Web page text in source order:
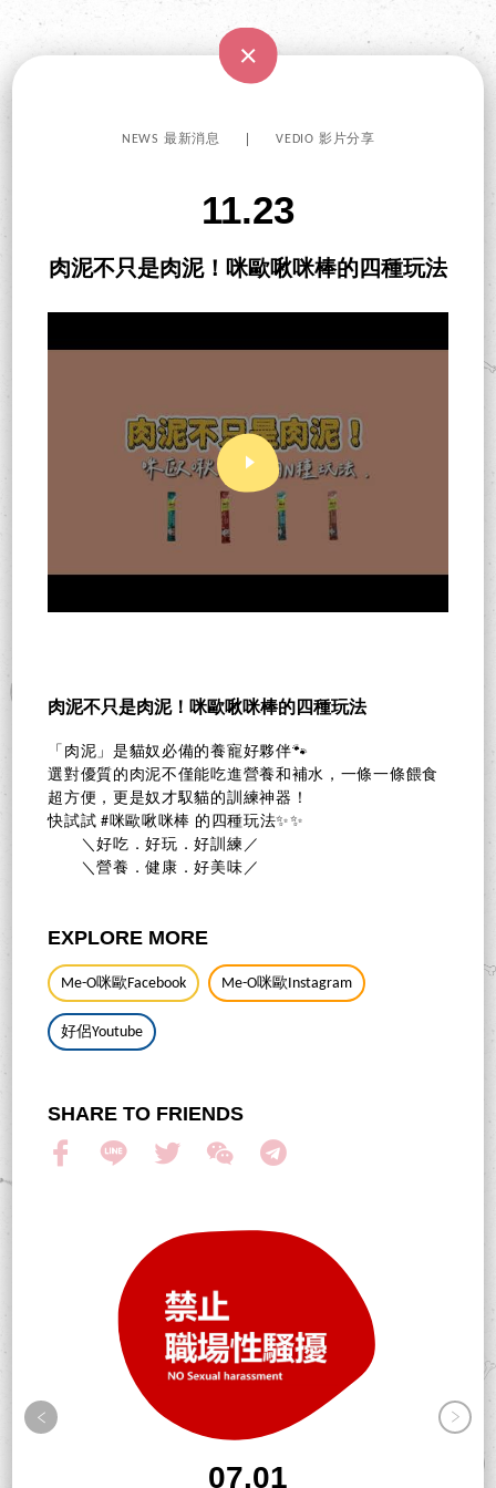
NEWS 最新消息 VEDIO 影片分享
11.23
肉泥不只是肉泥！咪歐啾咪棒的四種玩法
肉泥不只是肉泥！咪歐啾咪棒的四種玩法
「肉泥」是貓奴必備的養寵好夥伴🐾
選對優質的肉泥不僅能吃進營養和補水，一條一條餵食
超方便，更是奴才馭貓的訓練神器！
快試試 #咪歐啾咪棒 的四種玩法✨✨
＼好吃．好玩．好訓練／
＼營養．健康．好美味／
EXPLORE MORE
Me-O咪歐Facebook Me-O咪歐Instagram
好侶Youtube
SHARE TO FRIENDS
07.01